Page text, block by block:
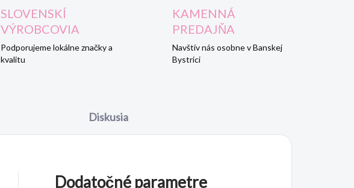
SLOVENSKÍ
VÝROBCOVIA
Podporujeme lokálne značky a
kvalitu
KAMENNÁ
PREDAJŇA
Navštív nás osobne v Banskej
Bystrici
Diskusia
Dodatočné parametre